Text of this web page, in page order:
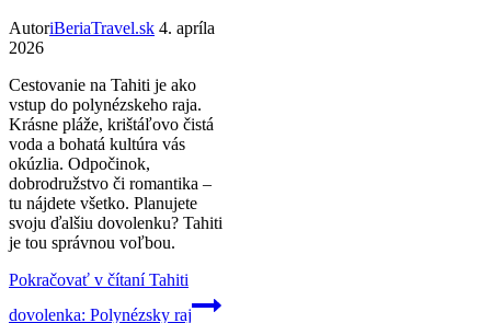
AutoriBeriaTravel.sk 4. apríla
2026
Cestovanie na Tahiti je ako
vstup do polynézskeho raja.
Krásne pláže, krištáľovo čistá
voda a bohatá kultúra vás
okúzlia. Odpočinok,
dobrodružstvo či romantika –
tu nájdete všetko. Planujete
svoju ďalšiu dovolenku? Tahiti
je tou správnou voľbou.
Pokračovať v čítaníTahiti
dovolenka: Polynézsky raj